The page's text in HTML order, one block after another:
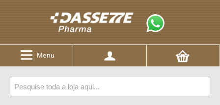
Menu